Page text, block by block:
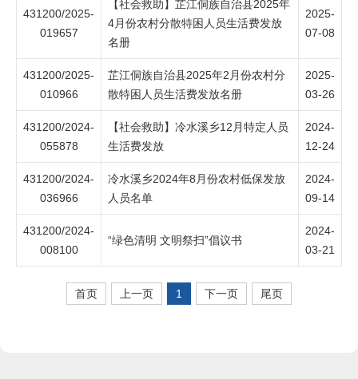
431200/2025-
019657
【社会救助】芷江侗族自治县2025年
4月份农村分散特困人员生活费发放
名册
2025-
07-08
431200/2025-
010966
芷江侗族自治县2025年2月份农村分
散特困人员生活费发放名册
2025-
03-26
431200/2024-
055878
【社会救助】冷水溪乡12月特定人员
生活费发放
2024-
12-24
431200/2024-
036966
冷水溪乡2024年8月份农村低保发放
人员名单
2024-
09-14
431200/2024-
008100
“绿色清明 文明祭扫”倡议书
2024-
03-21
首页 上一页 1 下一页 尾页